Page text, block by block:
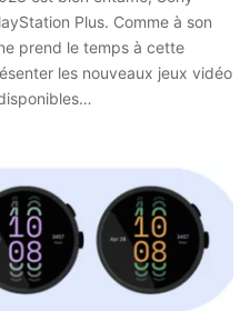
Plus. Comme à son
prend le temps à cette
les nouveaux jeux vidéo